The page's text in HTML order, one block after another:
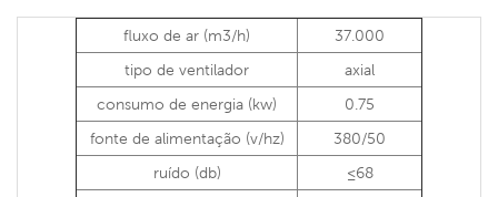
fluxo de ar (m3/h)
37.000
tipo de ventilador
axial
consumo de energia (kw)
0.75
fonte de alimentação (v/hz)
380/50
ruído (db)
≤68